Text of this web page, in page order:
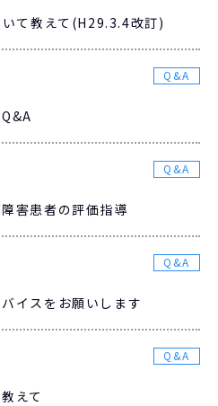
て教えて(H29.3.4改訂)
Q&A
Q&A
害患者の評価指導
Q&A
イスをお願いします
Q&A
えて